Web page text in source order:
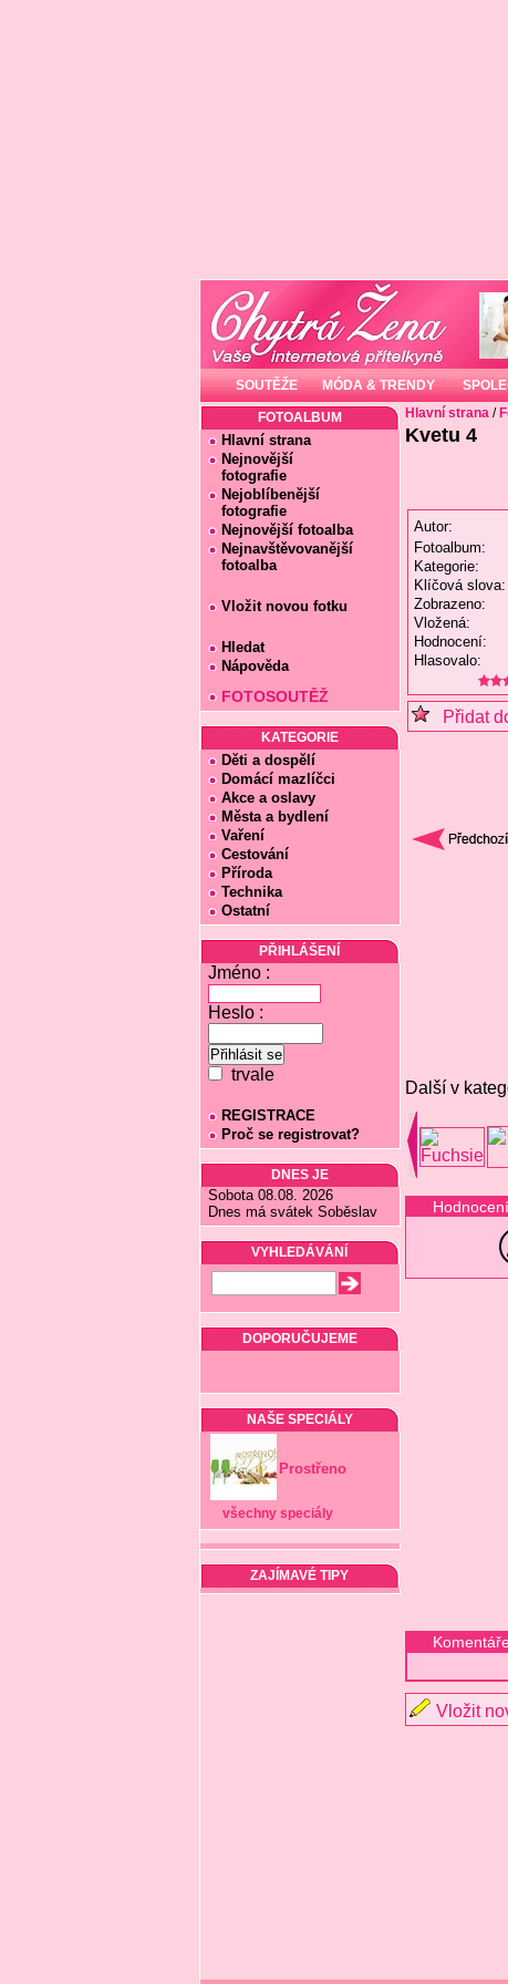
SOUTĚŽE MÓDA & TRENDY
FOTOALBUM
Hlavní strana
Nejnovější
fotografie
Nejoblíbenější
fotografie
Nejnovější fotoalba
Nejnavštěvovanější
fotoalba
Vložit novou fotku
Hledat
Nápověda
FOTOSOUTĚŽ
KATEGORIE
Děti a dospělí
Domácí mazlíčci
Akce a oslavy
Města a bydlení
Vaření
Cestování
Příroda
Technika
Ostatní
PŘIHLÁŠENÍ
Jméno :
Heslo :
trvale
REGISTRACE
Proč se registrovat?
DNES JE
Sobota 08.08. 2026
Dnes má svátek Soběslav
VYHLEDÁVÁNÍ
DOPORUČUJEME
NAŠE SPECIÁLY
Prostřeno
všechny speciály
ZAJÍMAVÉ TIPY
Hlavní strana/
Kvetu 4
Autor:
Fotoalbum:
Kategorie:
Klíčová slova:
Zobrazeno:
Vložená:
Hodnocení:
Hlasovalo:
Přidat
Další v
Hodnocení
Vložit